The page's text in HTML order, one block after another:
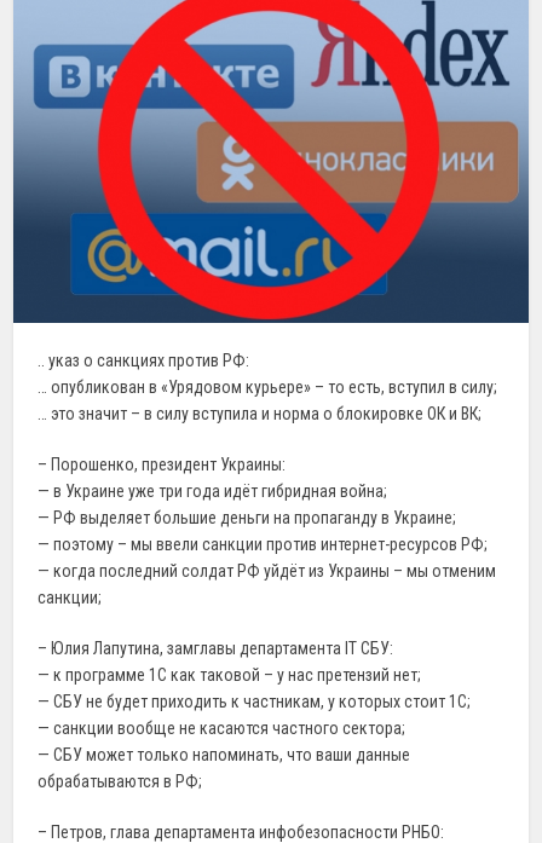
.. указ о санкциях против РФ:
… опубликован в «Урядовом курьере» – то есть, вступил в силу;
… это значит – в силу вступила и норма о блокировке ОК и ВК;
– Порошенко, президент Украины:
— в Украине уже три года идёт гибридная война;
— РФ выделяет большие деньги на пропаганду в Украине;
— поэтому – мы ввели санкции против интернет-ресурсов РФ;
— когда последний солдат РФ уйдёт из Украины – мы отменим
санкции;
– Юлия Лапутина, замглавы департамента IT СБУ:
— к программе 1С как таковой – у нас претензий нет;
— СБУ не будет приходить к частникам, у которых стоит 1С;
— санкции вообще не касаются частного сектора;
— СБУ может только напоминать, что ваши данные
обрабатываются в РФ;
– Петров, глава департамента инфобезопасности РНБО: